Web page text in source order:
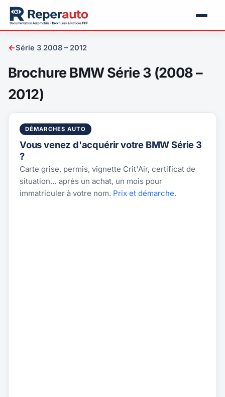
←Série 3 2008 – 2012
Brochure BMW Série 3 (2008 –
2012)
DÉMARCHES AUTO
Vous venez d'acquérir votre BMW Série 3
?
Carte grise, permis, vignette Crit'Air, certificat de
situation… après un achat, un mois pour
immatriculer à votre nom. Prix et démarche.